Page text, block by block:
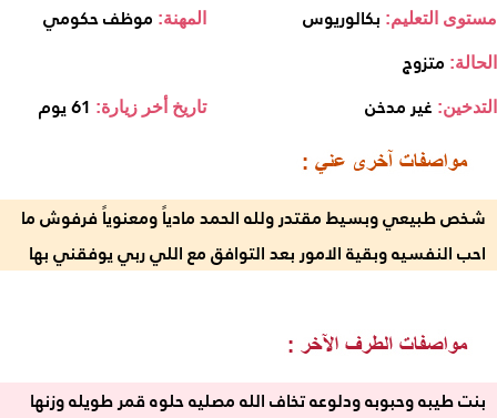
المهنة: موظف حكومي مستوى التعليم: بكالوريوس
الحالة: متزوج
تاريخ أخر زيارة: 61 يوم التدخين: غير مدخن
شخص طبيعي وبسيط مقتدر ولله الحمد مادياً ومعنوياً فرفوش ما
احب النفسيه وبقية الامور بعد التوافق مع اللي ربي يوفقني بها
بنت طيبه وحبوبه ودلوعه تخاف الله مصليه حلوه قمر طويله وزنها